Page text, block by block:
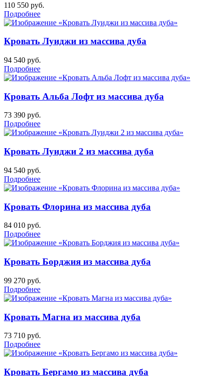
110 550 руб.
Подробнее
Кровать Луиджи из массива дуба
94 540 руб.
Подробнее
Кровать Альба Лофт из массива дуба
73 390 руб.
Подробнее
Кровать Луиджи 2 из массива дуба
94 540 руб.
Подробнее
Кровать Флорина из массива дуба
84 010 руб.
Подробнее
Кровать Борджия из массива дуба
99 270 руб.
Подробнее
Кровать Магна из массива дуба
73 710 руб.
Подробнее
Кровать Бергамо из массива дуба